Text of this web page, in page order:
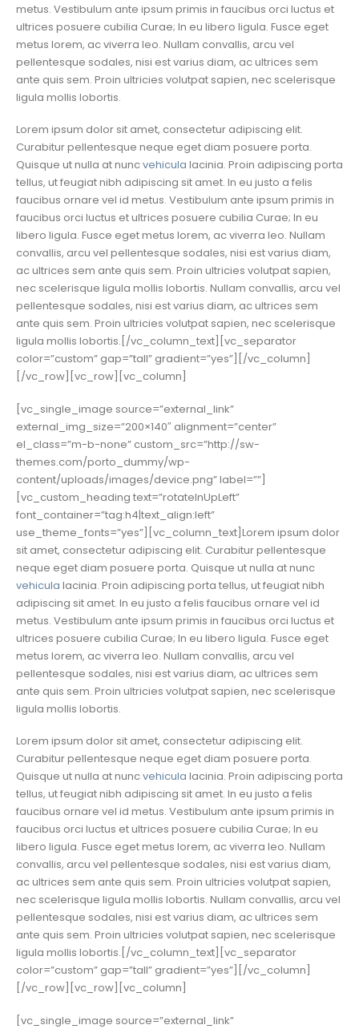
metus. Vestibulum ante ipsum primis in faucibus orci luctus et
ultrices posuere cubilia Curae; In eu libero ligula. Fusce eget
metus lorem, ac viverra leo. Nullam convallis, arcu vel
pellentesque sodales, nisi est varius diam, ac ultrices sem
ante quis sem. Proin ultricies volutpat sapien, nec scelerisque
ligula mollis lobortis.
Lorem ipsum dolor sit amet, consectetur adipiscing elit.
Curabitur pellentesque neque eget diam posuere porta.
Quisque ut nulla at nuncvehicula lacinia. Proin adipiscing porta
tellus, ut feugiat nibh adipiscing sit amet. In eu justo a felis
faucibus ornare vel id metus. Vestibulum ante ipsum primis in
faucibus orci luctus et ultrices posuere cubilia Curae; In eu
libero ligula. Fusce eget metus lorem, ac viverra leo. Nullam
convallis, arcu vel pellentesque sodales, nisi est varius diam,
ac ultrices sem ante quis sem. Proin ultricies volutpat sapien,
nec scelerisque ligula mollis lobortis. Nullam convallis, arcu vel
pellentesque sodales, nisi est varius diam, ac ultrices sem
ante quis sem. Proin ultricies volutpat sapien, nec scelerisque
ligula mollis lobortis.[/vc_column_text][vc_separator
color=”custom” gap=”tall” gradient=”yes”][/vc_column]
[/vc_row][vc_row][vc_column]
[vc_single_image source=”external_link”
external_img_size=”200×140″ alignment=”center”
el_class=”m-b-none” custom_src=”http://sw-
themes.com/porto_dummy/wp-
content/uploads/images/device.png” label=””]
[vc_custom_heading text=”rotateInUpLeft”
font_container=”tag:h4|text_align:left”
use_theme_fonts=”yes”][vc_column_text]Lorem ipsum dolor
sit amet, consectetur adipiscing elit. Curabitur pellentesque
neque eget diam posuere porta. Quisque ut nulla at nunc
vehicula lacinia. Proin adipiscing porta tellus, ut feugiat nibh
adipiscing sit amet. In eu justo a felis faucibus ornare vel id
metus. Vestibulum ante ipsum primis in faucibus orci luctus et
ultrices posuere cubilia Curae; In eu libero ligula. Fusce eget
metus lorem, ac viverra leo. Nullam convallis, arcu vel
pellentesque sodales, nisi est varius diam, ac ultrices sem
ante quis sem. Proin ultricies volutpat sapien, nec scelerisque
ligula mollis lobortis.
Lorem ipsum dolor sit amet, consectetur adipiscing elit.
Curabitur pellentesque neque eget diam posuere porta.
Quisque ut nulla at nuncvehicula lacinia. Proin adipiscing porta
tellus, ut feugiat nibh adipiscing sit amet. In eu justo a felis
faucibus ornare vel id metus. Vestibulum ante ipsum primis in
faucibus orci luctus et ultrices posuere cubilia Curae; In eu
libero ligula. Fusce eget metus lorem, ac viverra leo. Nullam
convallis, arcu vel pellentesque sodales, nisi est varius diam,
ac ultrices sem ante quis sem. Proin ultricies volutpat sapien,
nec scelerisque ligula mollis lobortis. Nullam convallis, arcu vel
pellentesque sodales, nisi est varius diam, ac ultrices sem
ante quis sem. Proin ultricies volutpat sapien, nec scelerisque
ligula mollis lobortis.[/vc_column_text][vc_separator
color=”custom” gap=”tall” gradient=”yes”][/vc_column]
[/vc_row][vc_row][vc_column]
[vc_single_image source=”external_link”